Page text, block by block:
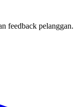
feedback pelanggan.